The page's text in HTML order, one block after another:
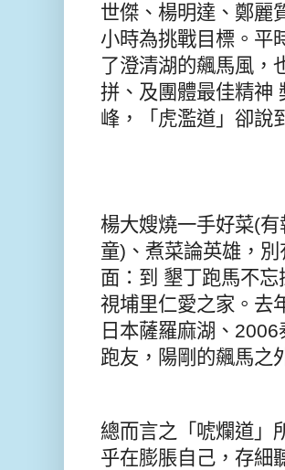
世傑、楊明達、鄭麗
小時為挑戰目標。平
了澄清湖的飆馬風，
拼、及團體最佳精神
峰，「虎濫道」卻
楊大嫂燒一手好菜(有
童) 、煮菜論英雄，
面：到 墾丁跑馬不
視埔里仁愛之家。去
日本薩羅麻湖、 2006
跑友，陽剛的飆馬之
總而言之「唬爛道」
乎在膨脹自己，存細